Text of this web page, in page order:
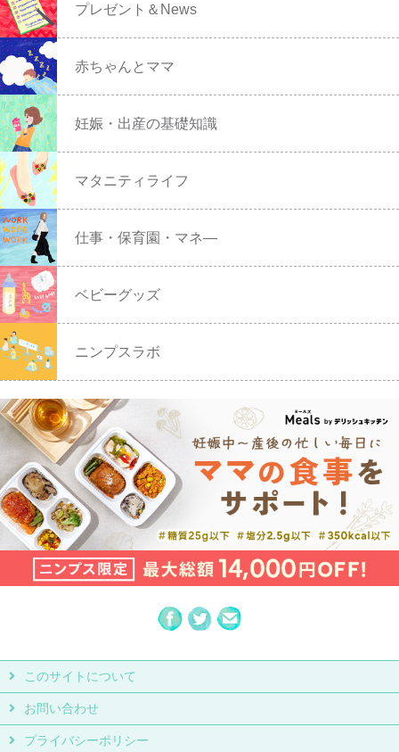
プレゼント＆News
赤ちゃんとママ
妊娠・出産の基礎知識
マタニティライフ
仕事・保育園・マネ―
ベビーグッズ
ニンプスラボ
このサイトについて
お問い合わせ
プライバシーポリシー